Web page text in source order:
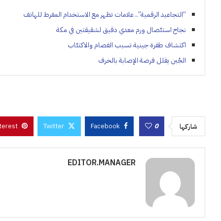
“التجاعيد الرقمية”.. علامات تظهر مع الاستخدام المفرط للهاتف
نجاح استئصال ورم معدي دقيق لشقيقتين في مكة
اكتشاف طفرة جينية تسبب الفصام والاكتئاب
الجُبن يقلل فرصة الإصابة بالخرف
شاركها 0
Facebook
Twitter
EDITOR.MANAGER